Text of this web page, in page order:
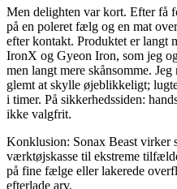
Men delighten var kort. Efter få
på en poleret fælg og en mat
efter kontakt. Produktet er langt
IronX og Gyeon Iron, som jeg
men langt mere skånsomme.
glemt at skylle øjeblikkeligt;
i timer. På sikkerhedssiden:
ikke valgfrit.
Konklusion: Sonax Beast
værktøjskasse til ekstreme
på fine fælge eller lakerede
efterlade arv.